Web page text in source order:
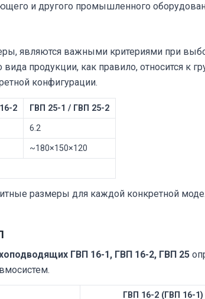
и другого промышленного
являются важными критериями при
продукции, как правило, относится к
конфигурации.
2
ГВП 25-1 / ГВП 25-2
6.2
~180×150×120
размеры для каждой конкретной
ГВП 16-1, ГВП 16-2, ГВП 25
ГВП 16-2 (ГВП 16-1)